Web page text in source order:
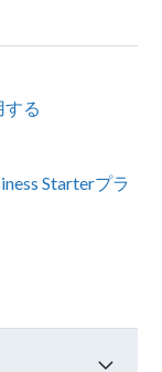
る
Starterプラ